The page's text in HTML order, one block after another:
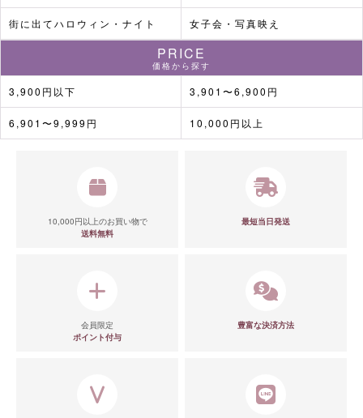
街に出てハロウィン・ナイト 女子会・写真映え
PRICE
価格から探す
3,900円以下 3,901〜6,900円
6,901〜9,999円 10,000円以上
10,000円以上のお買い物で
送料無料
最短当日発送
会員限定
ポイント付与
豊富な決済方法